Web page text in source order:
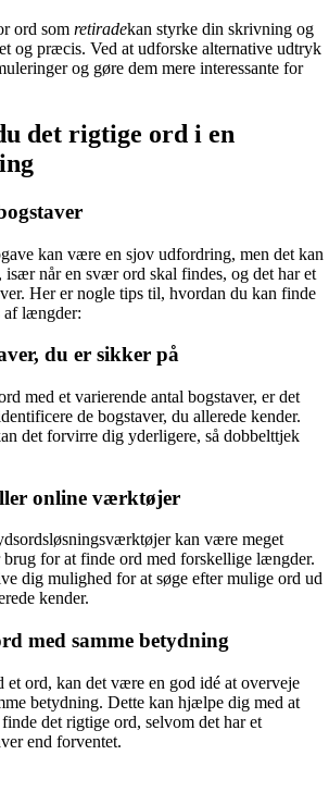
ord som retiradekan styrke din skrivning og
og præcis. Ved at udforske alternative udtryk
og gøre dem mere interessante for
det rigtige ord i en
kan være en sjov udfordring, men det kan
især når en svær ord skal findes, og det har et
Her er nogle tips til, hvordan du kan finde
af længder:
du er sikker på
med et varierende antal bogstaver, er det
de bogstaver, du allerede kender.
det forvirre dig yderligere, så dobbelttjek
online værktøjer
kan være meget
for at finde ord med forskellige længder.
dig mulighed for at søge efter mulige ord ud
kender.
med samme betydning
et ord, kan det være en god idé at overveje
betydning. Dette kan hjælpe dig med at
det rigtige ord, selvom det har et
end forventet.